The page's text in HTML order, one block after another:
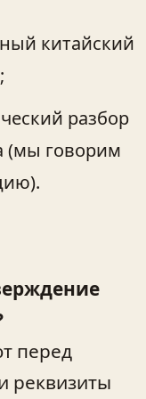
китайский
разбор
(мы говорим
перед
реквизиты